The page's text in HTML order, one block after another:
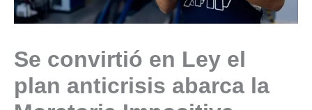
Se convirtió en Ley el
plan anticrisis abarca la